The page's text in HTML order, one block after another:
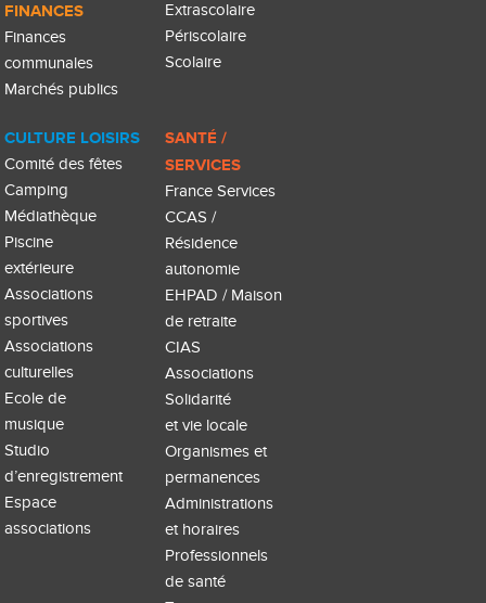
FINANCES
Finances
communales
Marchés publics
Extrascolaire
Périscolaire
Scolaire
CULTURE LOISIRS
Comité des fêtes
Camping
Médiathèque
Piscine
extérieure
Associations
sportives
Associations
culturelles
Ecole de
musique
Studio
d’enregistrement
Espace
associations
SANTÉ /
SERVICES
France Services
CCAS /
Résidence
autonomie
EHPAD / Maison
de retraite
CIAS
Associations
Solidarité
et vie locale
Organismes et
permanences
Administrations
et horaires
Professionnels
de santé